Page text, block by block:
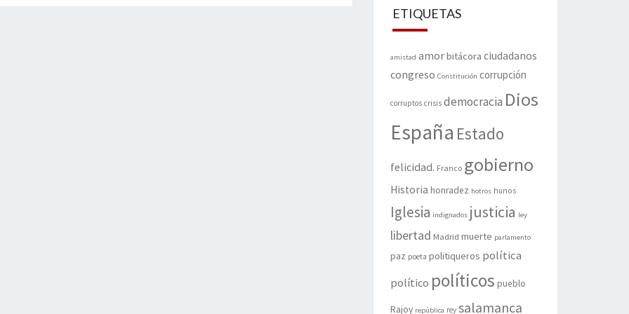
ETIQUETAS
amistad amorbitácora ciudadanos
congreso Constitución corrupción
corruptos crisis democracia Dios
España Estado
felicidad. Franco gobierno
Historia honradez hotros hunos
Iglesia indignados justicia ley
libertad Madrid muerte parlamento
paz poeta politiqueros política
político políticos pueblo
Rajoy república rey salamanca